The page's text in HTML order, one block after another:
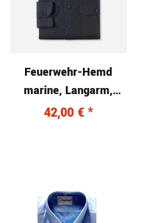
Feuerwehr-Hemd
marine, Langarm,
modern fit
42,00 € *